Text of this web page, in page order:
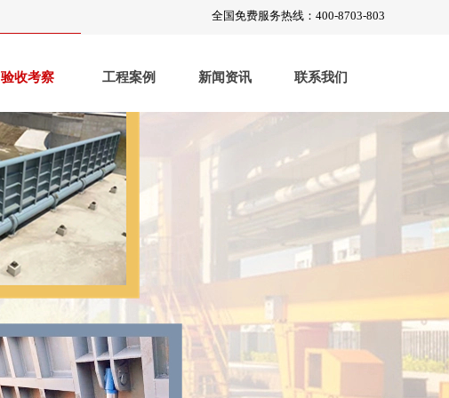
全国免费服务热线：400-8703-803
验收考察 工程案例 新闻资讯 联系我们